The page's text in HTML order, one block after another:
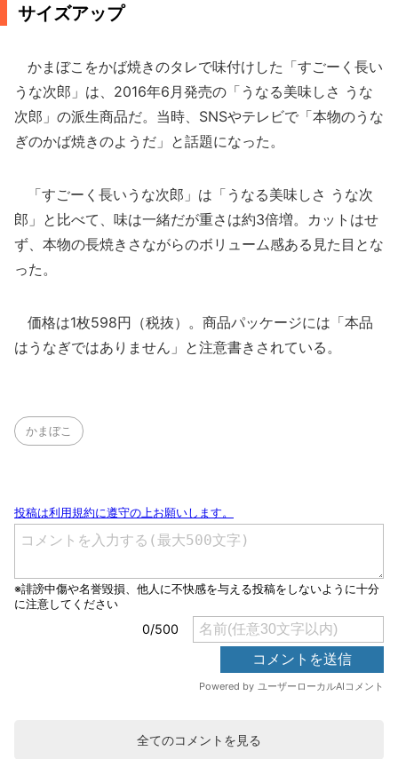
サイズアップ
かまぼこをかば焼きのタレで味付けした「すごーく長い
うな次郎」は、2016年6月発売の「うなる美味しさ うな
次郎」の派生商品だ。当時、SNSやテレビで「本物のうな
ぎのかば焼きのようだ」と話題になった。
「すごーく長いうな次郎」は「うなる美味しさ うな次
郎」と比べて、味は一緒だが重さは約3倍増。カットはせ
ず、本物の長焼きさながらのボリューム感ある見た目とな
った。
価格は1枚598円（税抜）。商品パッケージには「本品
はうなぎではありません」と注意書きされている。
かまぼこ
全てのコメントを見る